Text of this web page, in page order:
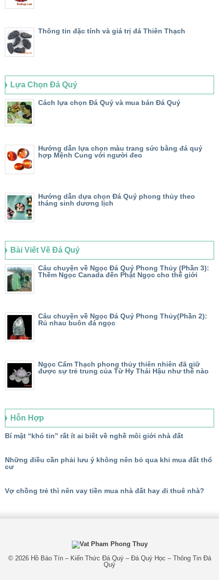
Thông tin đặc tính và giá trị đá Thiên Thạch
Lựa Chọn Đá Quý
Cách lựa chọn Đá Quý và mua bán Đá Quý
Hướng dẫn lựa chọn màu trang sức bằng đá quý
hợp Mệnh Cung với người đeo
Hướng dẫn dựa chọn Đá Quý phong thủy theo
tháng sinh dương lịch
Bài Viết Về Đá Quý
Câu chuyện về Ngọc Đá Quý Phong Thủy (Phần 3):
Thềm Ngọc Canada đến Phật Ngọc cho thế giới
Câu chuyện về Ngọc Đá Quý Phong Thủy(Phần 2):
Rủ nhau buôn đá ngọc
Ngọc Cẩm Thạch phong thủy thiên nhiên đã giữ
được sự trẻ trung của Từ Hy Thái Hậu như thế nào
Hỗn Hợp
Bí mật “khó tin” rất ít ai biết về nghề môi giới nhà đất
Những điều cần phải lưu ý không nên bỏ qua khi mua đất thổ
cư
Vợ chồng trẻ thì nên vay tiền mua nhà đất hay đi thuê nhà?
© 2026 Hồ Bảo Tín – Kiến Thức Đá Quý – Đá Quý Học – Thông Tin Đá
Quý